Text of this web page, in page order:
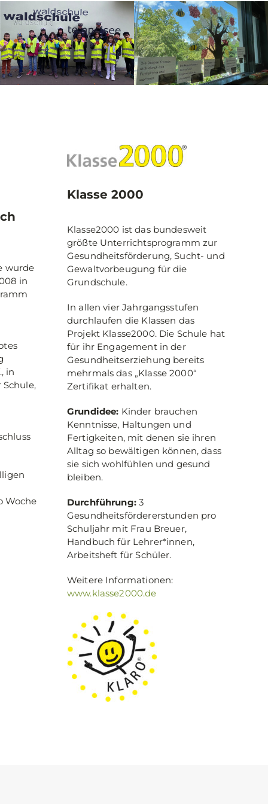
wurde
in
in
Woche
Klasse 2000
Klasse2000 ist das bundesweit
größte Unterrichtsprogramm zur
Gesundheitsförderung, Sucht- und
Gewaltvorbeugung für die
Grundschule.
In allen vier Jahrgangsstufen
durchlaufen die Klassen das
Projekt Klasse2000. Die Schule hat
für ihr Engagement in der
Gesundheitserziehung bereits
mehrmals das „Klasse 2000“
Zertifikat erhalten.
Grundidee: Kinder brauchen
Kenntnisse, Haltungen und
Fertigkeiten, mit denen sie ihren
Alltag so bewältigen können, dass
sie sich wohlfühlen und gesund
bleiben.
Durchführung:3
Gesundheitsfördererstunden pro
Schuljahr mit Frau Breuer,
Handbuch für Lehrer*innen,
Arbeitsheft für Schüler.
Weitere Informationen:
www.klasse2000.de